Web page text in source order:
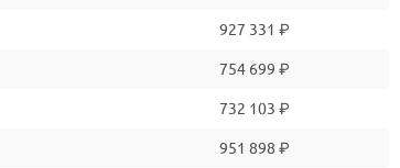
927 331 ₽
754 699 ₽
732 103 ₽
951 898 ₽